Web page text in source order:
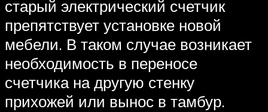
старый электрический счетчик
препятствует установке новой
мебели. В таком случае возникает
необходимость в переносе
счетчика на другую стенку
прихожей или вынос в тамбур.